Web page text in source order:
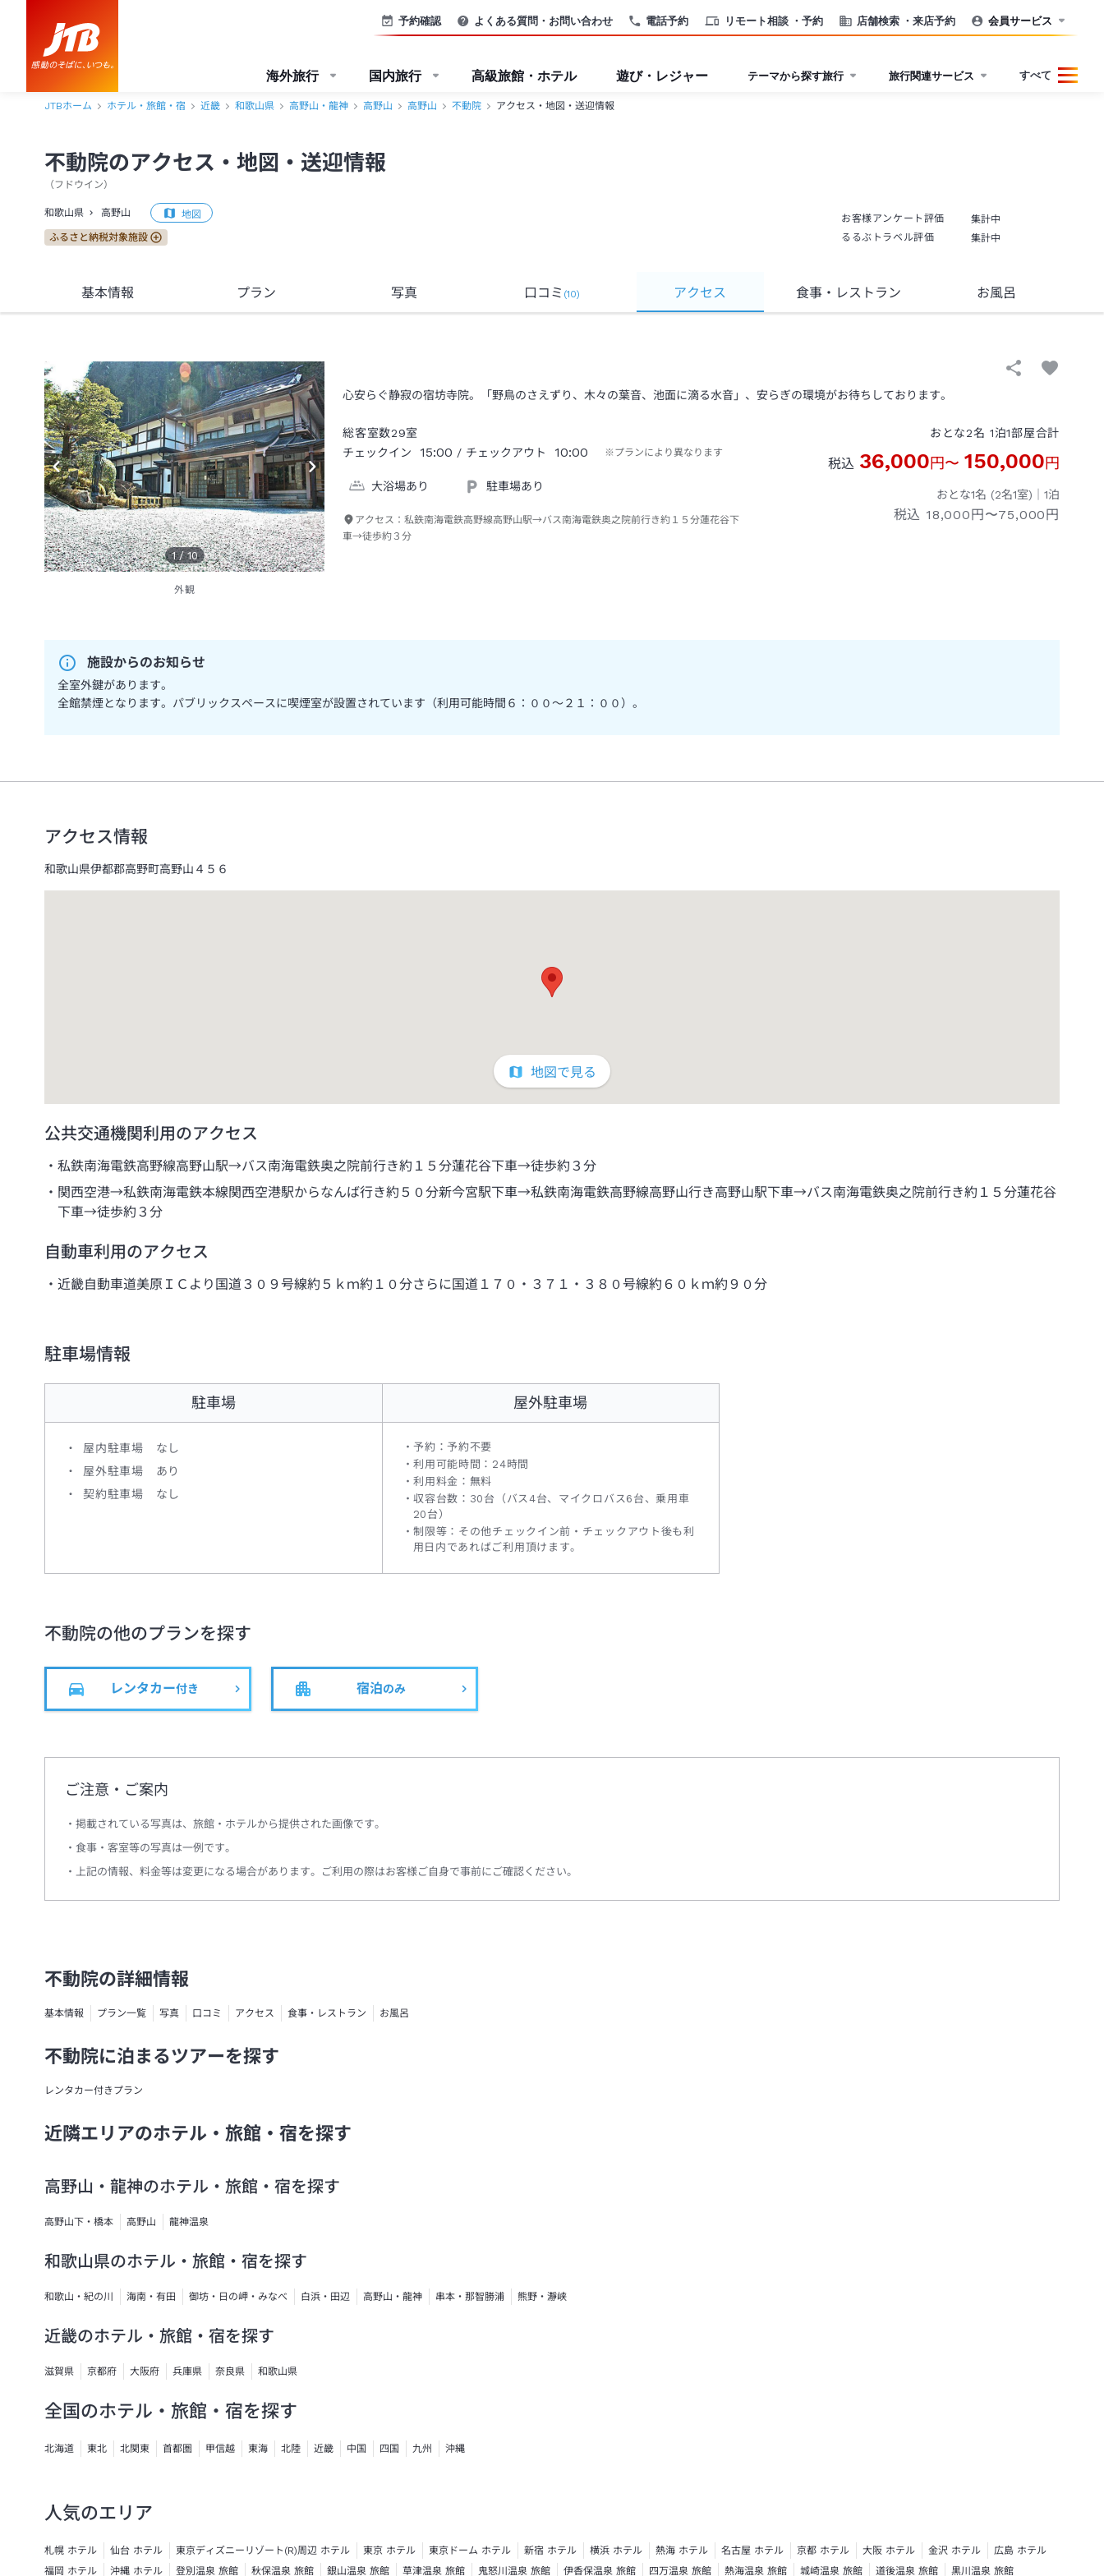
電話予約 リモート相談 ・予約 店舗検索 ・来店予約
予約確認 よくある質問・お問い合わせ 会員サービス
海外旅行 国内旅行 高級旅館・ホテル 遊び・レジャー テーマから探す旅行 旅行関連サービス すべて
JTBホーム ホテル・旅館・宿 近畿 和歌山県 高野山・龍神 高野山 高野山 不動院 アクセス・地図・送迎情報
不動院のアクセス・地図・送迎情報
（ フドウイン）
和歌山県 高野山 地図
ふるさと納税対象施設
お客様アンケート評価
集計中
るるぶトラベル評価
集計中
基本情報 プラン 写真 口コミ (10) アクセス 食事・レストラン お風呂
1 /10
外観
心安らぐ静寂の宿坊寺院。「野鳥のさえずり、木々の葉音、池面に滴る水音」、安らぎの環境がお待ちしております。
総客室数29室
チェックイン
15:00 / チェックアウト 10:00 ※プランにより異なります
大浴場あり 駐車場あり
アクセス：私鉄南海電鉄高野線高野山駅→バス南海電鉄奥之院前行き約１５分蓮花谷下
車→徒歩約３分
おとな2名 1泊1部屋合計
税込 36,000円〜 150,000円
おとな1名 (2名1室)｜ 1泊
税込 18,000円〜75,000円
施設からのお知らせ
全室外鍵があります。
全館禁煙となります。パブリックスペースに喫煙室が設置されています（利用可能時間６：００～２１：００）。
アクセス情報
和歌山県伊都郡高野町高野山４５６
地図で見る
公共交通機関利用のアクセス
私鉄南海電鉄高野線高野山駅→バス南海電鉄奥之院前行き約１５分蓮花谷下車→徒歩約３分
関西空港→私鉄南海電鉄本線関西空港駅からなんば行き約５０分新今宮駅下車→私鉄南海電鉄高野線高野山行き高野山駅下車→バス南海電鉄奥之院前行き約１５分蓮花谷
下車→徒歩約３分
自動車利用のアクセス
近畿自動車道美原ＩＣより国道３０９号線約５ｋｍ約１０分さらに国道１７０・３７１・３８０号線約６０ｋｍ約９０分
駐車場情報
駐車場
屋内駐車場 なし
屋外駐車場 あり
契約駐車場 なし
屋外駐車場
予約：予約不要
利用可能時間：24時間
利用料金：無料
収容台数：30台（バス4台、マイクロバス6台、乗用車
20台）
制限等：その他チェックイン前・チェックアウト後も利
用日内であればご利用頂けます。
不動院の他のプランを探す
レンタカー付き 宿泊のみ
ご注意・ご案内
掲載されている写真は、旅館・ホテルから提供された画像です。
食事・客室等の写真は一例です。
上記の情報、料金等は変更になる場合があります。ご利用の際はお客様ご自身で事前にご確認ください。
不動院の詳細情報
基本情報 プラン一覧 写真 口コミ アクセス 食事・レストラン お風呂
不動院に泊まるツアーを探す
レンタカー付きプラン
近隣エリアのホテル・旅館・宿を探す
高野山・龍神のホテル・旅館・宿を探す
高野山下・橋本 高野山 龍神温泉
和歌山県のホテル・旅館・宿を探す
和歌山・紀の川 海南・有田 御坊・日の岬・みなべ 白浜・田辺 高野山・龍神 串本・那智勝浦 熊野・瀞峡
近畿のホテル・旅館・宿を探す
滋賀県 京都府 大阪府 兵庫県 奈良県 和歌山県
全国のホテル・旅館・宿を探す
北海道 東北 北関東 首都圏 甲信越 東海 北陸 近畿 中国 四国 九州 沖縄
人気のエリア
札幌 ホテル 仙台 ホテル 東京ディズニーリゾート(R)周辺 ホテル 東京 ホテル 東京ドーム ホテル 新宿 ホテル 横浜 ホテル 熱海 ホテル 名古屋 ホテル 京都 ホテル 大阪 ホテル 金沢 ホテル
広島 ホテル
福岡 ホテル
沖縄 ホテル 登別温泉 旅館 秋保温泉 旅館 銀山温泉 旅館 草津温泉 旅館 鬼怒川温泉 旅館 伊香保温泉 旅館 四万温泉 旅館 熱海温泉 旅館 城崎温泉 旅館 道後温泉 旅館 黒川温泉 旅館